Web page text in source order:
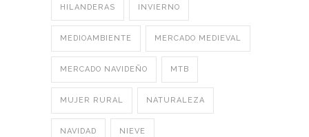
HILANDERAS INVIERNO
MEDIOAMBIENTE MERCADO MEDIEVAL
MERCADO NAVIDEÑO MTB
MUJER RURAL NATURALEZA
NAVIDAD NIEVE